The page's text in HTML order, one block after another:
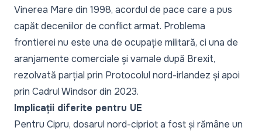
Vinerea Mare din 1998, acordul de pace care a pus
capăt deceniilor de conflict armat. Problema
frontierei nu este una de ocupație militară, ci una de
aranjamente comerciale și vamale după Brexit,
rezolvată parțial prin Protocolul nord-irlandez și apoi
prin Cadrul Windsor din 2023.
Implicații diferite pentru UE
Pentru Cipru, dosarul nord-cipriot a fost și rămâne un